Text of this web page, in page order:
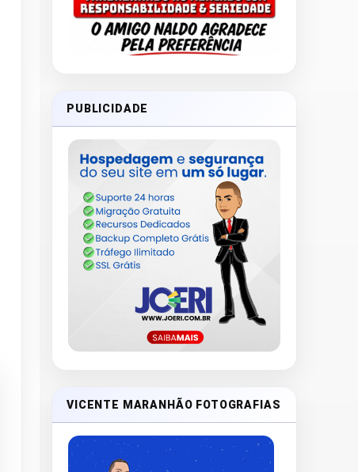
PUBLICIDADE
VICENTE MARANHÃO FOTOGRAFIAS